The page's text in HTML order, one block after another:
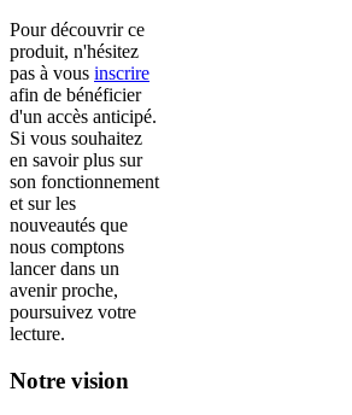
Pour découvrir ce
produit, n'hésitez
pas à vous inscrire
afin de bénéficier
d'un accès anticipé.
Si vous souhaitez
en savoir plus sur
son fonctionnement
et sur les
nouveautés que
nous comptons
lancer dans un
avenir proche,
poursuivez votre
lecture.
Notre vision